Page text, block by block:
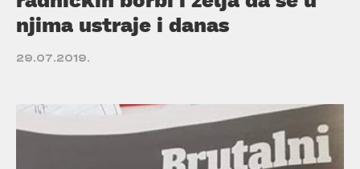
njima ustraje i danas
29.07.2019.